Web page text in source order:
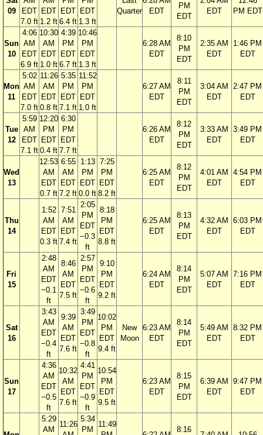
09
EDT
7.0 ft
EDT
1.2 ft
EDT
6.4 ft
EDT
1.3 ft
Quarter
EDT
PM
EDT
EDT
PM EDT
Sun
10
4:06
AM
EDT
6.9 ft
10:30
AM
EDT
1.0 ft
4:39
PM
EDT
6.7 ft
10:46
PM
EDT
1.3 ft
6:28 AM
EDT
8:10
PM
EDT
2:35 AM
EDT
1:46 PM
EDT
Mon
11
5:02
AM
EDT
7.0 ft
11:26
AM
EDT
0.8 ft
5:35
PM
EDT
7.1 ft
11:52
PM
EDT
1.0 ft
6:27 AM
EDT
8:11
PM
EDT
3:04 AM
EDT
2:47 PM
EDT
Tue
12
5:59
AM
EDT
7.1 ft
12:20
PM
EDT
0.4 ft
6:30
PM
EDT
7.7 ft
6:26 AM
EDT
8:12
PM
EDT
3:33 AM
EDT
3:49 PM
EDT
Wed
13
12:53
AM
EDT
0.7 ft
6:55
AM
EDT
7.2 ft
1:13
PM
EDT
0.0 ft
7:25
PM
EDT
8.2 ft
6:25 AM
EDT
8:12
PM
EDT
4:01 AM
EDT
4:54 PM
EDT
Thu
14
1:52
AM
EDT
0.3 ft
7:51
AM
EDT
7.4 ft
2:05
PM
EDT
−0.3
ft
8:18
PM
EDT
8.8 ft
6:25 AM
EDT
8:13
PM
EDT
4:32 AM
EDT
6:03 PM
EDT
Fri
15
2:48
AM
EDT
−0.1
ft
8:46
AM
EDT
7.5 ft
2:57
PM
EDT
−0.6
ft
9:10
PM
EDT
9.2 ft
6:24 AM
EDT
8:14
PM
EDT
5:07 AM
EDT
7:16 PM
EDT
Sat
16
3:43
AM
EDT
−0.4
ft
9:39
AM
EDT
7.6 ft
3:49
PM
EDT
−0.8
ft
10:02
PM
EDT
9.4 ft
New
Moon
6:23 AM
EDT
8:14
PM
EDT
5:49 AM
EDT
8:32 PM
EDT
Sun
17
4:36
AM
EDT
−0.5
ft
10:32
AM
EDT
7.6 ft
4:41
PM
EDT
−0.9
ft
10:54
PM
EDT
9.5 ft
6:23 AM
EDT
8:15
PM
EDT
6:39 AM
EDT
9:47 PM
EDT
5:29
AM
11:26
5:34
PM
11:49
8:16